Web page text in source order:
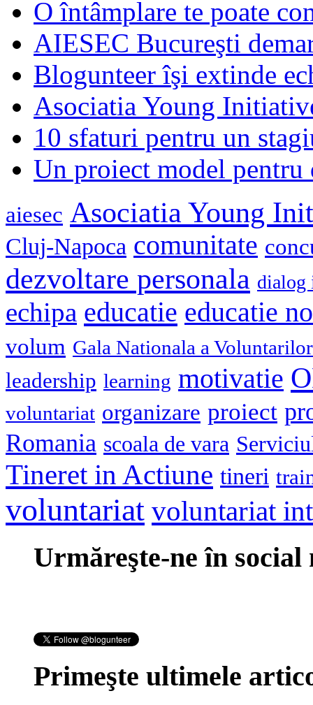
O întâmplare te poate
AIESEC Bucureşti
Blogunteer îşi extinde
Asociatia Young
10 sfaturi pentru un
Un proiect model
aiesec Asociatia Young
Cluj-Napoca comunitate
dezvoltare personala dialog
echipa educatie educatie
volum Gala Nationala a Voluntarilor
leadership learning motivatie
voluntariat organizare proiect
Romania scoala de vara
Tineret in Actiune tineri
voluntariat voluntariat
Urmăreşte-ne în social
Primeşte ultimele